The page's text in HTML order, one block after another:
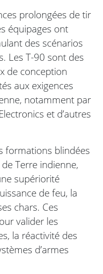
prolongées de tir
équipages ont
des scénarios
Les T-90 sont des
de conception
aux exigences
notamment par
et d’autres
formations blindées
Terre indienne,
supériorité
de feu, la
chars. Ces
valider les
la réactivité des
d’armes